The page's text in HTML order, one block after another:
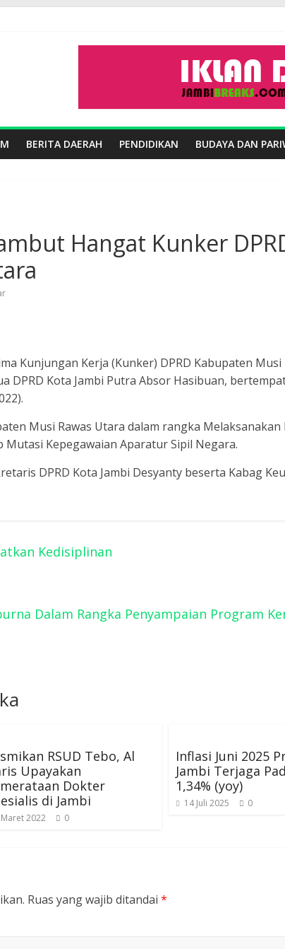
BERITA DAERAH PENDIDIKAN BUDAYA DAN
Hangat Kunker
Kunjungan Kerja (Kunker) DPRD Kabupaten Musi
DPRD Kota Jambi Putra Absor Hasibuan,
Musi Rawas Utara dalam rangka Melaksanakan
Kepegawaian Aparatur Sipil Negara.
DPRD Kota Jambi Desyanty beserta Kabag
Kedisiplinan
Dalam Rangka Penyampaian Program
RSUD Tebo, Al
Upayakan
Dokter
di Jambi
2022 0
Inflasi Juni 2025
Jambi Terjaga
1,34% (yoy)
14 Juli 2025 0
Ruas yang wajib ditandai *